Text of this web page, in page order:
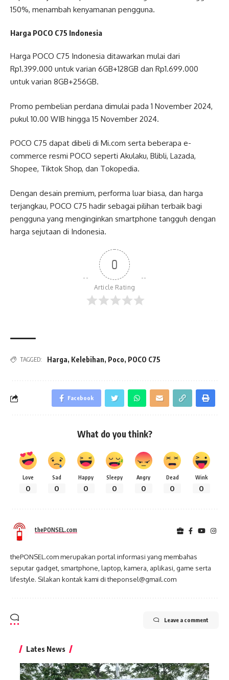
150%, menambah kenyamanan pengguna.
Harga POCO C75 Indonesia
Harga POCO C75 Indonesia ditawarkan mulai dari
Rp1.399.000 untuk varian 6GB+128GB dan Rp1.699.000
untuk varian 8GB+256GB.
Promo pembelian perdana dimulai pada 1 November 2024,
pukul 10.00 WIB hingga 15 November 2024.
POCO C75 dapat dibeli di Mi.com serta beberapa e-
commerce resmi POCO seperti Akulaku, Blibli, Lazada,
Shopee, Tiktok Shop, dan Tokopedia.
Dengan desain premium, performa luar biasa, dan harga
terjangkau, POCO C75 hadir sebagai pilihan terbaik bagi
pengguna yang menginginkan smartphone tangguh dengan
harga sejutaan di Indonesia.
0
Article Rating
TAGGED: Harga, Kelebihan, Poco, POCO C75
Facebook
What do you think?
Love
0
Sad
0
Happy
0
Sleepy
0
Angry
0
Dead
0
Wink
0
thePONSEL.com
thePONSEL.com merupakan portal informasi yang membahas
seputar gadget, smartphone, laptop, kamera, aplikasi, game serta
lifestyle. Silakan kontak kami di theponsel@gmail.com
Leave a comment
Lates News